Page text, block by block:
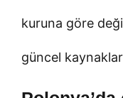
kuruna göre
güncel